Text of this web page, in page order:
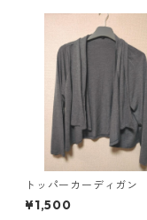
トッパーカーディガン
Ｌ グレー KAE-4814
¥1,500